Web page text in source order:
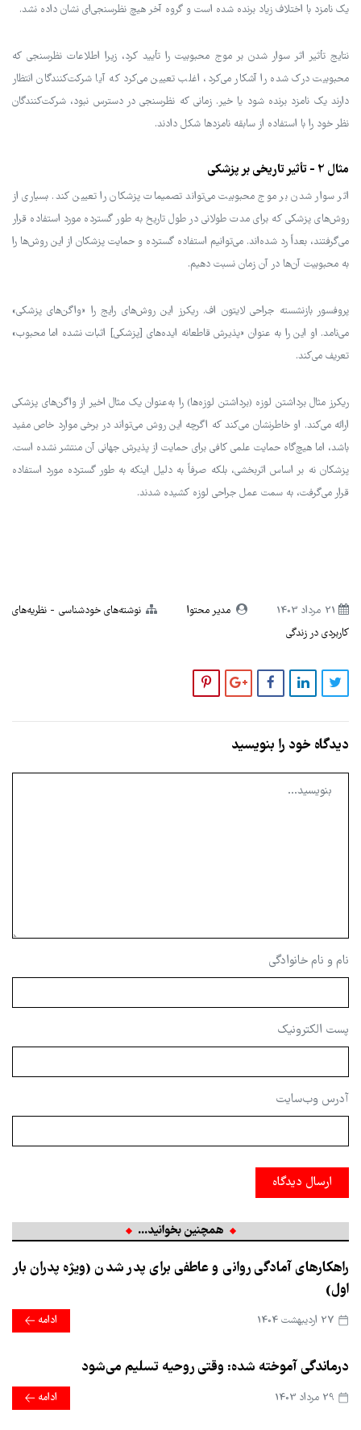
یک نامزد با اختلاف زیاد برنده شده است و گروه آخر هیچ نظرسنجی‌ای نشان داده نشد.
نتایج تأثیر اثر سوار شدن بر موج محبوبیت را تأیید کرد، زیرا اطلاعات نظرسنجی که
محبوبیت درک شده را آشکار می‌کرد، اغلب تعیین می‌کرد که آیا شرکت‌کنندگان انتظار
دارند یک نامزد برنده شود یا خیر. زمانی که نظرسنجی در دسترس نبود، شرکت‌کنندگان
نظر خود را با استفاده از سابقه نامزدها شکل دادند.
مثال 2 - تأثیر تاریخی بر پزشکی
اثر سوار شدن بر موج محبوبیت می‌تواند تصمیمات پزشکان را تعیین کند. بسیاری از
روش‌های پزشکی که برای مدت طولانی در طول تاریخ به طور گسترده مورد استفاده قرار
می‌گرفتند، بعداً رد شده‌اند. می‌توانیم استفاده گسترده و حمایت پزشکان از این روش‌ها را
به محبوبیت آن‌ها در آن زمان نسبت دهیم.
پروفسور بازنشسته جراحی لایتون اف. ریکرز این روش‌های رایج را «واگن‌های پزشکی»
می‌نامد. او این را به عنوان «پذیرش قاطعانه ایده‌های [پزشکی] اثبات نشده اما محبوب»
تعریف می‌کند.
ریکرز مثال برداشتن لوزه (برداشتن لوزه‌ها) را به‌عنوان یک مثال اخیر از واگن‌های پزشکی
ارائه می‌کند. او خاطرنشان می‌کند که اگرچه این روش می‌تواند در برخی موارد خاص مفید
باشد، اما هیچ‌گاه حمایت علمی کافی برای حمایت از پذیرش جهانی آن منتشر نشده است.
پزشکان نه بر اساس اثربخشی، بلکه صرفاً به دلیل اینکه به طور گسترده مورد استفاده
قرار می‌گرفت، به سمت عمل جراحی لوزه کشیده شدند.
21 مرداد 1403 مدیر محتوا نوشته‌های خودشناسی
نظریه‌های
کاربردی در زندگی
دیدگاه خود را بنویسید
نام و نام خانوادگی
پست الکترونیک
آدرس وب‌سایت
ارسال دیدگاه
همچنین بخوانید...
راهکارهای آمادگی روانی و عاطفی برای پدر شدن (ویژه پدران بار
اول)
ادامه
درماندگی آموخته شده: وقتی روحیه تسلیم می‌شود
ادامه